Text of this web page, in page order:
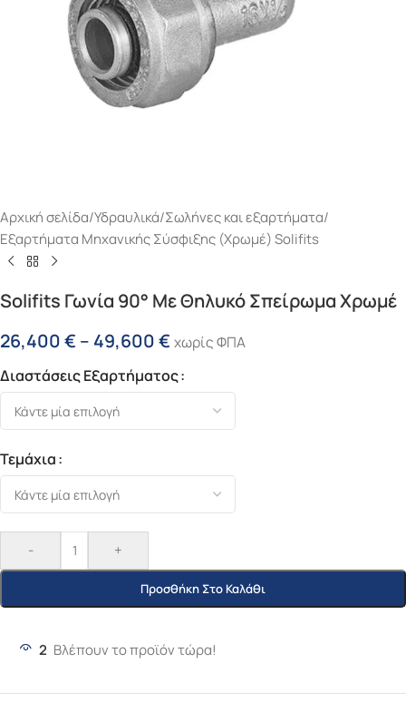
Αρχική σελίδα/Υδραυλικά/Σωλήνες και εξαρτήματα/
Εξαρτήματα Μηχανικής Σύσφιξης (χρωμέ) Solifits
Solifits Γωνία 90° Με Θηλυκό Σπείρωμα Χρωμέ
26,400€ – 49,600€ χωρίς ΦΠΑ
Διαστάσεις Εξαρτήματος
Τεμάχια
- +
Προσθήκη Στο Καλάθι
2 Βλέπουν το προϊόν τώρα!